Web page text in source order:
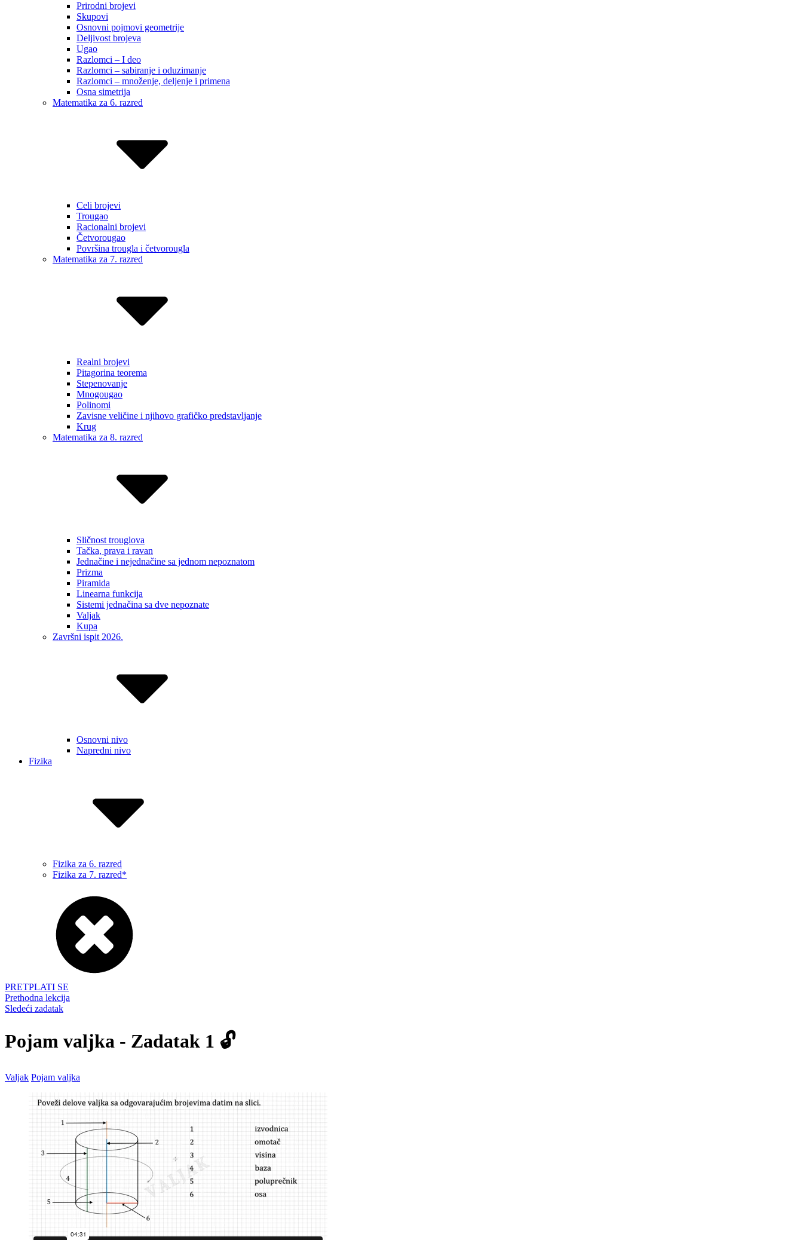
Prirodni brojevi
Skupovi
Osnovni pojmovi geometrije
Deljivost brojeva
Ugao
Razlomci – I deo
Razlomci – sabiranje i oduzimanje
Razlomci – množenje, deljenje i primena
Osna simetrija
Matematika za 6. razred
Celi brojevi
Trougao
Racionalni brojevi
Četvorougao
Površina trougla i četvorougla
Matematika za 7. razred
Realni brojevi
Pitagorina teorema
Stepenovanje
Mnogougao
Polinomi
Zavisne veličine i njihovo grafičko predstavljanje
Krug
Matematika za 8. razred
Sličnost trouglova
Tačka, prava i ravan
Jednačine i nejednačine sa jednom nepoznatom
Prizma
Piramida
Linearna funkcija
Sistemi jednačina sa dve nepoznate
Valjak
Kupa
Završni ispit 2026.
Osnovni nivo
Napredni nivo
Fizika
Fizika za 6. razred
Fizika za 7. razred*
PRETPLATI SE
Prethodna lekcija
Sledeći zadatak
Pojam valjka - Zadatak 1 🔓
Valjak Pojam valjka